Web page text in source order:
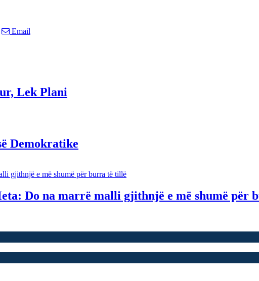
Email
Lek Plani
Demokratike
Do na marrë malli gjithnjë e më shumë për